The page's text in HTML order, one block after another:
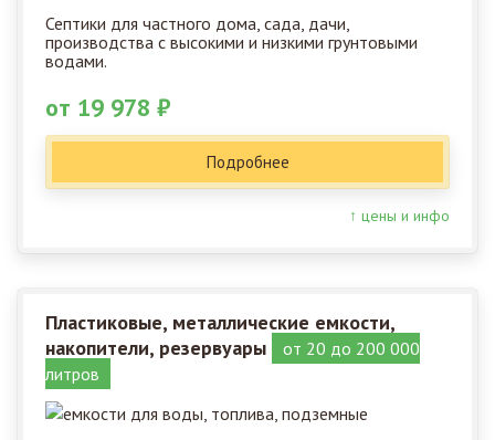
Септики для частного дома, сада, дачи,
производства с высокими и низкими грунтовыми
водами.
от 19 978 ₽
Подробнее
↑ цены и инфо
Пластиковые, металлические емкости,
накопители, резервуары
от 20 до 200 000
литров